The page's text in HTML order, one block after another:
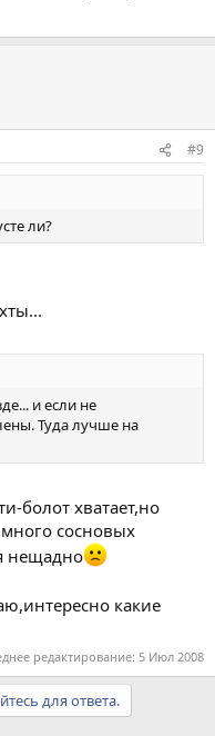
#9
ли?
и если не
Туда лучше на
болот хватает,но
сосновых
нещадно
какие
редактирование: 5 Июл 2008
для ответа.